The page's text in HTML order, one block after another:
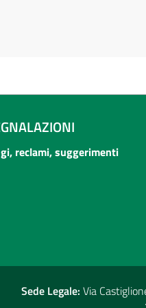
reclami, suggerimenti
Sede Legale: Via